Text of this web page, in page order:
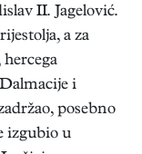
II. Jagelović.
a za
i
posebno
izgubio u